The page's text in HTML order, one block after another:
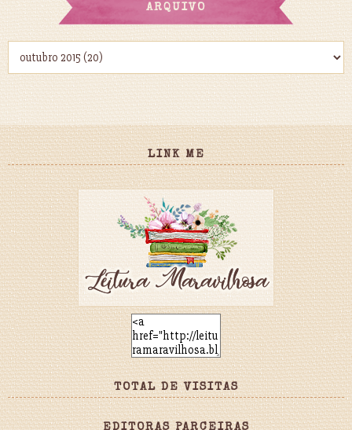
ARQUIVO
LINK ME
TOTAL DE VISITAS
EDITORAS PARCEIRAS